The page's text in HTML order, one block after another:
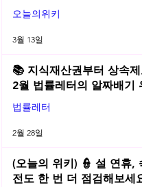
오늘의위키
3월 13일
📚 지식재산권부터 상속제
2월 법률레터의 알짜배기
음! | 2026년 2월 네플라
법률레터
2월 28일
(오늘의 위키) 👮 설 연휴,
전도 한 번 더 점검해보세